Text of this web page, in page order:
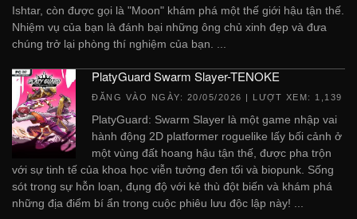
Ishtar, còn được gọi là "Moon" khám phá một thế giới hậu tận thế.
Nhiệm vụ của bạn là đánh bại những ông chủ xinh đẹp và đưa
chúng trở lại phòng thí nghiệm của bạn. ...
PlatyGuard Swarm Slayer-TENOKE
ĐĂNG VÀO NGÀY: 20/05/2026 | LƯỢT XEM: 1,139
PlatyGuard: Swarm Slayer là một game nhập vai
hành động 2D platformer roguelike lấy bối cảnh ở
một vùng đất hoang hậu tận thế, được pha trộn
với sự tinh tế của khoa học viễn tưởng đen tối và biopunk. Sống
sót trong sự hỗn loạn, đụng độ với kẻ thù đột biến và khám phá
những địa điểm bí ẩn trong cuộc phiêu lưu độc lập này! ...